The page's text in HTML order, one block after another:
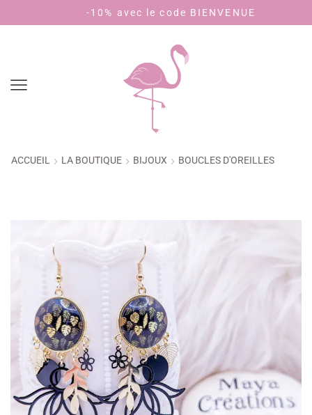
-10% avec le code BIENVENUE
ACCUEIL LA BOUTIQUE BIJOUX BOUCLES D'OREILLES